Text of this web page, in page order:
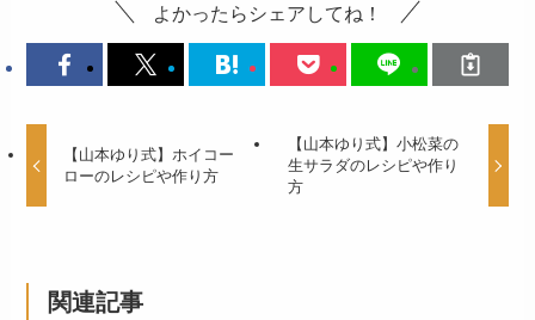
よかったらシェアしてね！
【山本ゆり式】ホイコー
ローのレシピや作り方
【山本ゆり式】小松菜の
生サラダのレシピや作り
方
関連記事